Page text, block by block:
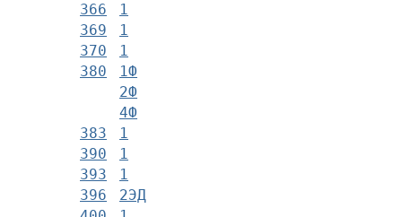
366
1
369
1
370
1
380
1Ф
2Ф
4Ф
383
1
390
1
393
1
396
2ЭД